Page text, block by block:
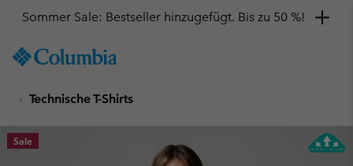
TO
SKIP
MAIN
NAV
Sommer Sale: Bestseller hinzugefügt. Bis zu 50 %!
Technische T-Shirts
Sale